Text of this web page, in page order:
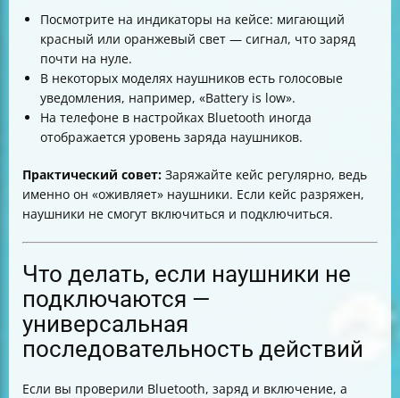
Посмотрите на индикаторы на кейсе: мигающий
красный или оранжевый свет — сигнал, что заряд
почти на нуле.
В некоторых моделях наушников есть голосовые
уведомления, например, «Battery is low».
На телефоне в настройках Bluetooth иногда
отображается уровень заряда наушников.
Практический совет: Заряжайте кейс регулярно, ведь
именно он «оживляет» наушники. Если кейс разряжен,
наушники не смогут включиться и подключиться.
Что делать, если наушники не
подключаются —
универсальная
последовательность действий
Если вы проверили Bluetooth, заряд и включение, а